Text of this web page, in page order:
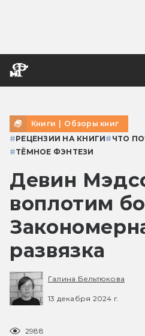
Книги | Обзоры книг
#РЕЦЕНЗИИ НА КНИГИ# ЧТО
#ТЁМНОЕ ФЭНТЕЗИ
Девин
воплотим
развязка
Галина Бельтюкова
13 декабря 2024 г.
2988